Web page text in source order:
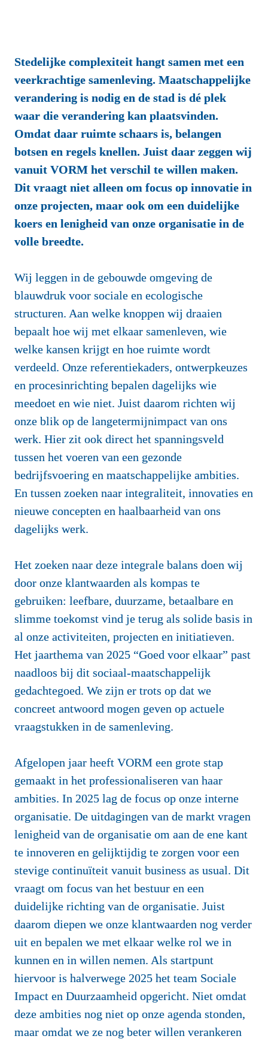
Stedelijke complexiteit hangt samen met een
veerkrachtige samenleving. Maatschappelijke
verandering is nodig en de stad is dé plek
waar die verandering kan plaatsvinden.
Omdat daar ruimte schaars is, belangen
botsen en regels knellen. Juist daar zeggen wij
vanuit VORM het verschil te willen maken.
Dit vraagt niet alleen om focus op innovatie in
onze projecten, maar ook om een duidelijke
koers en lenigheid van onze organisatie in de
Wij leggen in de gebouwde omgeving de
blauwdruk voor sociale en ecologische
structuren. Aan welke knoppen wij draaien
bepaalt hoe wij met elkaar samenleven, wie
welke kansen krijgt en hoe ruimte wordt
verdeeld. Onze referentiekaders, ontwerpkeuzes
en procesinrichting bepalen dagelijks wie
meedoet en wie niet. Juist daarom richten wij
onze blik op de langetermijnimpact van ons
werk. Hier zit ook direct het spanningsveld
tussen het voeren van een gezonde
bedrijfsvoering en maatschappelijke ambities.
En tussen zoeken naar integraliteit, innovaties en
nieuwe concepten en haalbaarheid van ons
dagelijks werk.
Het zoeken naar deze integrale balans doen wij
door onze klantwaarden als kompas te
gebruiken: leefbare, duurzame, betaalbare en
slimme toekomst vind je terug als solide basis in
al onze activiteiten, projecten en initiatieven.
Het jaarthema van 2025 “Goed voor elkaar” past
naadloos bij dit sociaal-maatschappelijk
gedachtegoed. We zijn er trots op dat we
concreet antwoord mogen geven op actuele
vraagstukken in de samenleving.
Afgelopen jaar heeft VORM een grote stap
gemaakt in het professionaliseren van haar
ambities. In 2025 lag de focus op onze interne
organisatie. De uitdagingen van de markt vragen
lenigheid van de organisatie om aan de ene kant
te innoveren en gelijktijdig te zorgen voor een
stevige continuïteit vanuit business as usual. Dit
vraagt om focus van het bestuur en een
duidelijke richting van de organisatie. Juist
daarom diepen we onze klantwaarden nog verder
uit en bepalen we met elkaar welke rol we in
kunnen en in willen nemen. Als startpunt
hiervoor is halverwege 2025 het team Sociale
Impact en Duurzaamheid opgericht. Niet omdat
deze ambities nog niet op onze agenda stonden,
maar omdat we ze nog beter willen verankeren